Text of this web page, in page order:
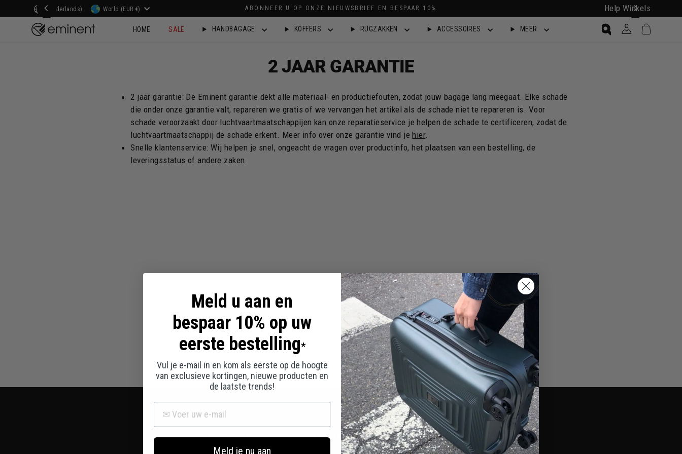
naar
Taal(Nederlands) Munteenheid
World (EUR €) ABONNEER U OP ONZE NIEUWSBRIEF EN BESPAAR 10% Help Winkels
HOME SALE HANDBAGAGE KOFFERS RUGZAKKEN ACCESSOIRES
MEER
Log in
2 JAAR GARANTIE
2 jaar garantie: De Eminent garantie dekt alle materiaal- en productiefouten, zodat jouw bagage lang meegaat. Elke schade
die onder onze garantie valt, repareren we gratis of we vervangen het artikel als de schade niet te repareren is. Voor
schade veroorzaakt door luchtvaartmaatschappijen kan onze reparatieservice je helpen de schade te certificeren, zodat de
luchtvaartmaatschappij de schade erkent. Meer info over onze garantie vind jehier.
Snelle klantenservice: Wij helpen je snel, ongeacht de vragen over productinfo, het plaatsen van een bestelling, de
leveringsstatus of andere zaken.
Ontvang 10% korting bij inschrijving op je eerste bestelling*
Meld u aan en
bespaar 10% op uw
eerste bestelling*
Vul je e-mail in en kom als eerste op de hoogte
van exclusieve kortingen, nieuwe producten en
de laatste trends!
Meld je nu aan